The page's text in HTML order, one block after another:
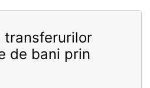
transferurilor
de bani prin